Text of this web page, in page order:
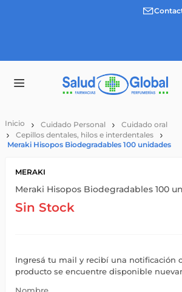
Envíos
Cuidado Personal
Cuidado oral
Cepillos dentales, hilos e interdentales
Meraki Hisopos Biodegradables 100 unidades
MERAKI
Meraki Hisopos Biodegradables 100
Sin Stock
Ingresá tu mail y recibí una notificación
producto se encuentre disponible